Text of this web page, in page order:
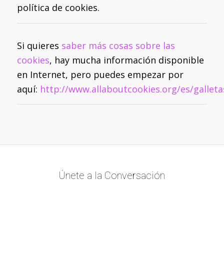
política de cookies.
Si quieres saber más cosas sobre las
cookies, hay mucha información disponible
en Internet, pero puedes empezar por
aquí: http://www.allaboutcookies.org/es/
Únete a la Conversación